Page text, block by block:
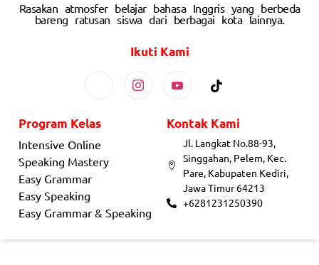
Rasakan atmosfer belajar bahasa Inggris yang berbeda
bareng ratusan siswa dari berbagai kota lainnya.
Ikuti Kami
Program Kelas
Intensive Online
Speaking Mastery
Easy Grammar
Easy Speaking
Easy Grammar & Speaking
Kontak Kami
Jl. Langkat No.88-93,
Singgahan, Pelem, Kec.
Pare, Kabupaten Kediri,
Jawa Timur 64213
+6281231250390